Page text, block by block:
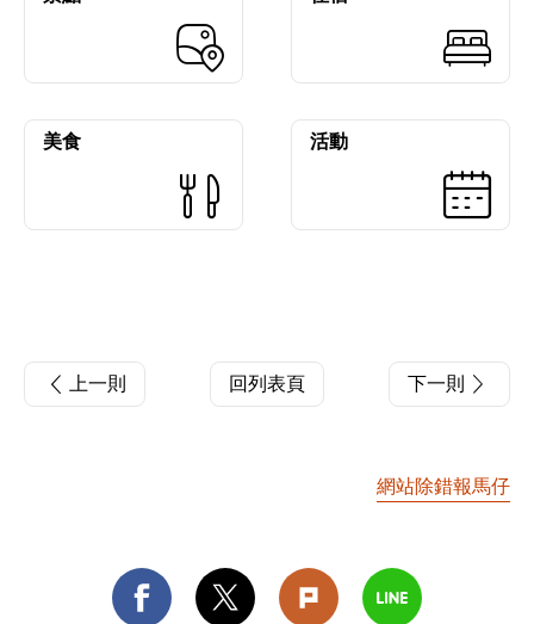
美食 活動
上一則 回列表頁 下一則
網站除錯報馬仔